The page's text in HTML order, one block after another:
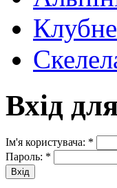
Вхід
Ім'я користувача: *
Пароль: *